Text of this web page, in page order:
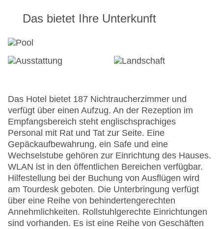
Das bietet Ihre Unterkunft
Das Hotel bietet 187 Nichtraucherzimmer und
verfügt über einen Aufzug. An der Rezeption im
Empfangsbereich steht englischsprachiges
Personal mit Rat und Tat zur Seite. Eine
Gepäckaufbewahrung, ein Safe und eine
Wechselstube gehören zur Einrichtung des Hauses.
WLAN ist in den öffentlichen Bereichen verfügbar.
Hilfestellung bei der Buchung von Ausflügen wird
am Tourdesk geboten. Die Unterbringung verfügt
über eine Reihe von behindertengerechten
Annehmlichkeiten. Rollstuhlgerechte Einrichtungen
sind vorhanden. Es ist eine Reihe von Geschäften